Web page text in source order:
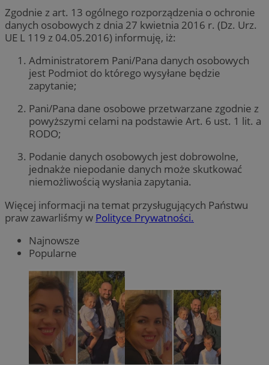
Zgodnie z art. 13 ogólnego rozporządzenia o ochronie
danych osobowych z dnia 27 kwietnia 2016 r. (Dz. Urz.
UE L 119 z 04.05.2016) informuję, iż:
Administratorem Pani/Pana danych osobowych
jest Podmiot do którego wysyłane będzie
zapytanie;
Pani/Pana dane osobowe przetwarzane zgodnie z
powyższymi celami na podstawie Art. 6 ust. 1 lit. a
RODO;
Podanie danych osobowych jest dobrowolne,
jednakże niepodanie danych może skutkować
niemożliwością wysłania zapytania.
Więcej informacji na temat przysługujących Państwu
praw zawarliśmy w Polityce Prywatności.
Najnowsze
Popularne